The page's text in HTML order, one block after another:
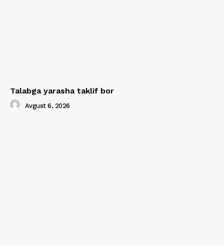
Talabga yarasha taklif bor
Avgust 6, 2026